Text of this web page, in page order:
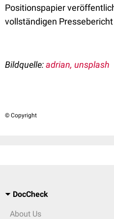
Positionspapier
vollständigen
Bildquelle:adrian, unsplash
© Copyright
DocCheck
About Us